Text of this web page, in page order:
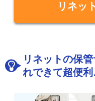
リネッ
リネットの保
れできて超便利